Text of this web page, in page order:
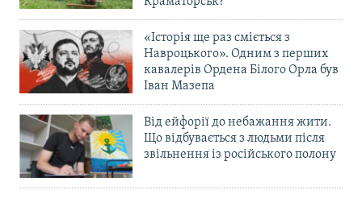
«Історія ще раз сміється з
Навроцького». Одним з перших
кавалерів Ордена Білого Орла був
Іван Мазепа
Від ейфорії до небажання жити.
Що відбувається з людьми після
звільнення із російського полону